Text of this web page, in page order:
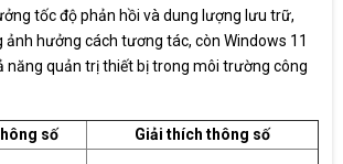
tốc độ phản hồi và dung lượng lưu trữ,
hưởng cách tương tác, còn Windows 11
năng quản trị thiết bị trong môi trường công
số Giải thích thông số